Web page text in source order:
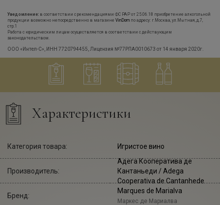
Уведомление: в соответствии с рекомендациями ФС РАР от 25.06.18 приобретение алкогольной
продукции возможно непосредственно в магазине VinDom по адресу: г.Москва, ул.Мытная, д.7,
стр.1
Работа с юридическим лицам осуществляется в соответствии с действующим
законодательством.
ООО «Интел-С», ИНН 7720794455, Лицензия №77РПА0010673 от 14 января 2020г.
Характеристики
Категория товара: Игристое вино
Производитель:
Адега Кооператива де
Кантаньеди / Adega
Cooperativa de Cantanhede
Бренд:
Marques de Marialva
Маркес де Мариалва